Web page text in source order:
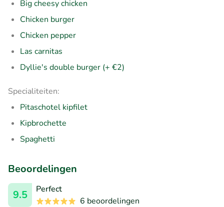
Big cheesy chicken
Chicken burger
Chicken pepper
Las carnitas
Dyllie's double burger (+ €2)
Specialiteiten:
Pitaschotel kipfilet
Kipbrochette
Spaghetti
Beoordelingen
9.5
Perfect
6 beoordelingen